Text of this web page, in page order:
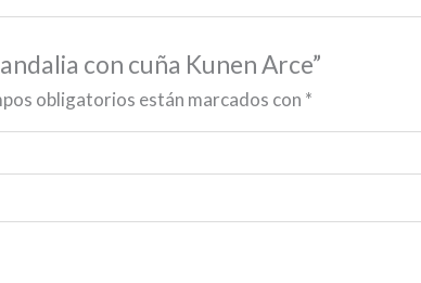
con cuña Kunen Arce”
obligatorios están marcados con *